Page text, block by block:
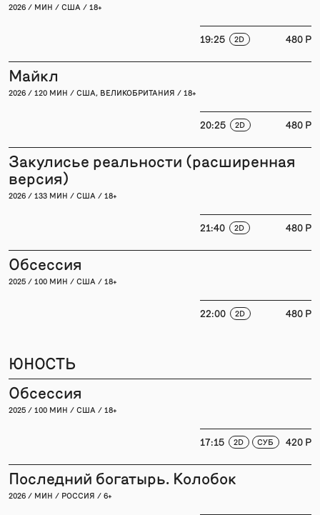
2026 / МИН / США / 18+
19:25 2D 480 P
Майкл
2026 / 120 МИН / США, ВЕЛИКОБРИТАНИЯ / 18+
20:25 2D 480 P
Закулисье реальности (расширенная
версия)
2026 / 133 МИН / США / 18+
21:40 2D 480 P
Обсессия
2025 / 100 МИН / США / 18+
22:00 2D 480 P
ЮНОСТЬ
Обсессия
2025 / 100 МИН / США / 18+
17:15 2D СУБ 420 P
Последний богатырь. Колобок
2026 / МИН / РОССИЯ / 6+